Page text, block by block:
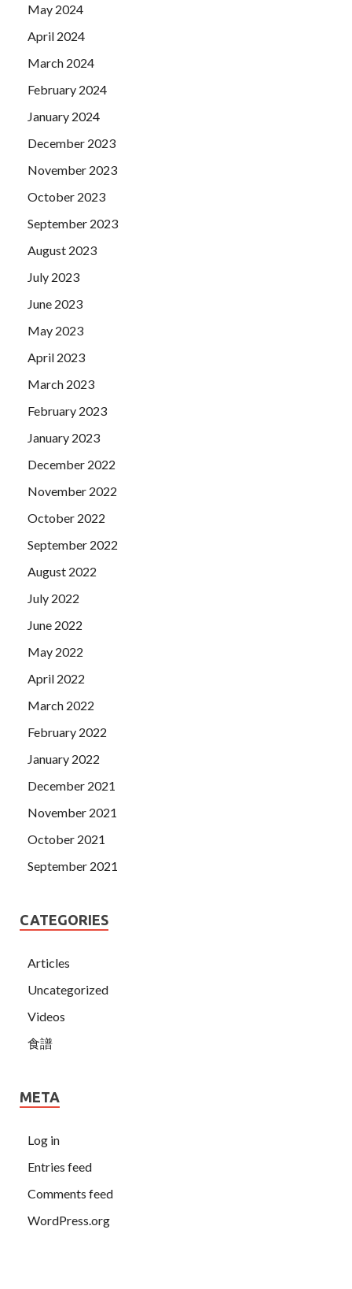
May 2024
April 2024
March 2024
February 2024
January 2024
December 2023
November 2023
October 2023
September 2023
August 2023
July 2023
June 2023
May 2023
April 2023
March 2023
February 2023
January 2023
December 2022
November 2022
October 2022
September 2022
August 2022
July 2022
June 2022
May 2022
April 2022
March 2022
February 2022
January 2022
December 2021
November 2021
October 2021
September 2021
CATEGORIES
Articles
Uncategorized
Videos
食譜
META
Log in
Entries feed
Comments feed
WordPress.org